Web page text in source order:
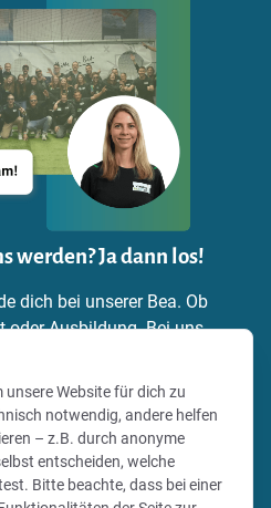
werden? Ja dann los!
dich bei unserer Bea. Ob
oder Ausbildung. Bei uns
einzubringen,
und echte Praxiserfahrung
deine
zeig uns, warum du zu uns
unsere Website für dich zu
notwendig, andere helfen
– z.B. durch anonyme
entscheiden, welche
Bitte beachte, dass bei einer